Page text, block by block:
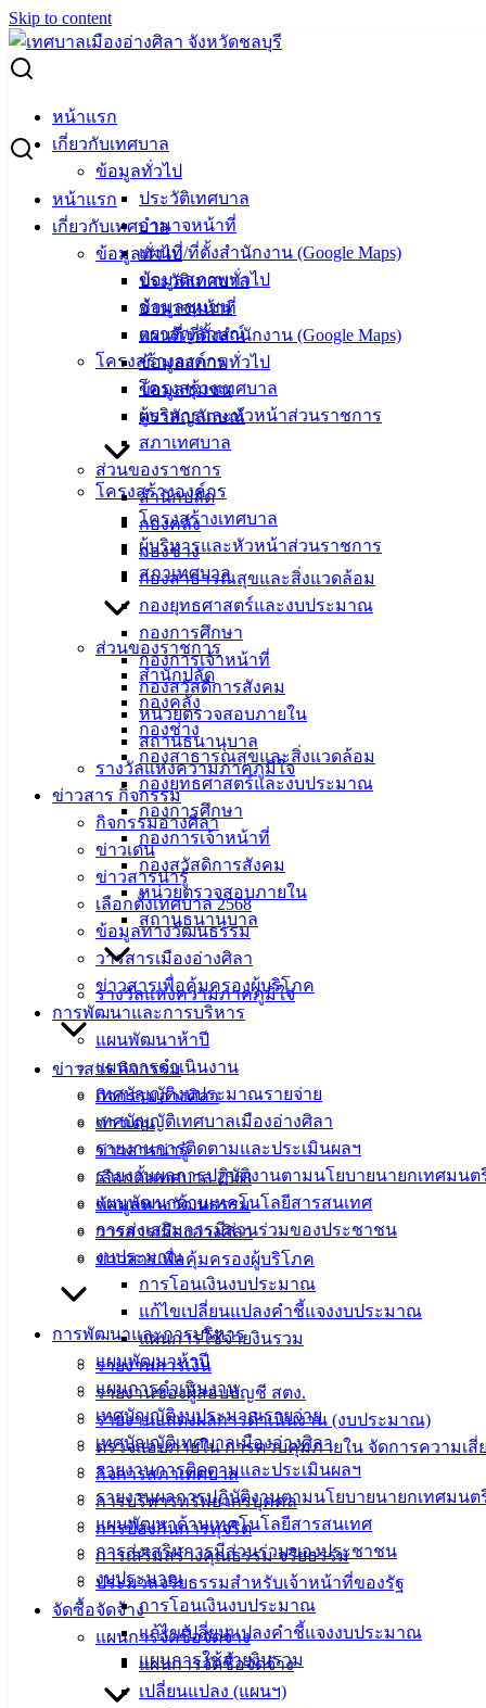
Skip to content
หน้าแรก
เกี่ยวกับเทศบาล
ข้อมูลทั่วไป
ประวัติเทศบาล
อำนาจหน้าที่
แผนที่/ที่ตั้งสำนักงาน (Google Maps)
ข้อมูลสภาพทั่วไป
ข้อมูลชุมชน
ตราสัญลักษณ์
โครงสร้างองค์กร
โครงสร้างเทศบาล
ผู้บริหารและหัวหน้าส่วนราชการ
สภาเทศบาล
ส่วนของราชการ
สำนักปลัด
กองคลัง
กองช่าง
กองสาธารณสุขและสิ่งแวดล้อม
กองยุทธศาสตร์และงบประมาณ
กองการศึกษา
กองการเจ้าหน้าที่
กองสวัสดิการสังคม
หน่วยตรวจสอบภายใน
สถานธนานุบาล
รางวัลแห่งความภาคภูมิใจ
ข่าวสาร กิจกรรม
กิจกรรมอ่างศิลา
ข่าวเด่น
ข่าวสารน่ารู้
เลือกตั้งเทศบาล 2568
ข้อมูลทางวัฒนธรรม
วารสารเมืองอ่างศิลา
ข่าวสารเพื่อคุ้มครองผู้บริโภค
การพัฒนาและการบริหาร
แผนพัฒนาห้าปี
แผนการดำเนินงาน
เทศบัญญัติงบประมาณรายจ่าย
เทศบัญญัติเทศบาลเมืองอ่างศิลา
รายงานการติดตามและประเมินผลฯ
รายงานผลการปฏิบัติงานตามนโยบายนายกเทศมนต
แผนพัฒนาด้านเทคโนโลยีสารสนเทศ
การส่งเสริมการมีส่วนร่วมของประชาชน
งบประมาณ
การโอนเงินงบประมาณ
แก้ไขเปลี่ยนแปลงคำชี้แจงงบประมาณ
แผนการใช้จ่ายงินรวม
รายงานการเงิน
รายงานของผู้สอบบัญชี สตง.
รายงานแสดงผลการดำเนินงาน (งบประมาณ)
ตรวจสอบภายใน การควบคุมภายใน จัดการความเสี่
กิจการสภาเทศบาล
การบริหารทรัพยากรบุคคล
การป้องกันการทุจริต
การเสริมสร้างคุณธรรม จริยธรรม
ประมวลจริยธรรมสำหรับเจ้าหน้าที่ของรัฐ
จัดซื้อจัดจ้าง
แผนการจัดซื้อจัดจ้าง
แผนการจัดซื้อจัดจ้าง
เปลี่ยนแปลง (แผนฯ)
หน้าแรก
เกี่ยวกับเทศบาล
ข้อมูลทั่วไป
ประวัติเทศบาล
อำนาจหน้าที่
แผนที่/ที่ตั้งสำนักงาน (Google Maps)
ข้อมูลสภาพทั่วไป
ข้อมูลชุมชน
ตราสัญลักษณ์
โครงสร้างองค์กร
โครงสร้างเทศบาล
ผู้บริหารและหัวหน้าส่วนราชการ
สภาเทศบาล
ส่วนของราชการ
สำนักปลัด
กองคลัง
กองช่าง
กองสาธารณสุขและสิ่งแวดล้อม
กองยุทธศาสตร์และงบประมาณ
กองการศึกษา
กองการเจ้าหน้าที่
กองสวัสดิการสังคม
หน่วยตรวจสอบภายใน
สถานธนานุบาล
รางวัลแห่งความภาคภูมิใจ
ข่าวสาร กิจกรรม
กิจกรรมอ่างศิลา
ข่าวเด่น
ข่าวสารน่ารู้
เลือกตั้งเทศบาล 2568
ข้อมูลทางวัฒนธรรม
วารสารเมืองอ่างศิลา
ข่าวสารเพื่อคุ้มครองผู้บริโภค
การพัฒนาและการบริหาร
แผนพัฒนาห้าปี
แผนการดำเนินงาน
เทศบัญญัติงบประมาณรายจ่าย
เทศบัญญัติเทศบาลเมืองอ่างศิลา
รายงานการติดตามและประเมินผลฯ
รายงานผลการปฏิบัติงานตามนโยบายนายกเทศมนต
แผนพัฒนาด้านเทคโนโลยีสารสนเทศ
การส่งเสริมการมีส่วนร่วมของประชาชน
งบประมาณ
การโอนเงินงบประมาณ
แก้ไขเปลี่ยนแปลงคำชี้แจงงบประมาณ
แผนการใช้จ่ายงินรวม
Search for:
ลงพื้นที่เยี่ยมเยียนผู้ป่วยและผู้พิการกลุ่มเป้าหมาย พร้อมมอบ
เครื่องอุปโภคบริโภค ผ้าอ้อมผู้ใหญ่ จากกองทุนสวัสดิการฯ
ลงพื้นที่เยี่ยมเยียนผู้ป่วยและผู้พิการกลุ่มเป้า
หมาย พร้อมมอบเครื่องอุปโภคบริโภค ผ้า
อ้อมผู้ใหญ่ จากกองทุนสวัสดิการฯ
พฤษภาคม 27, 2024กรกฎาคม 2, 2024
vichakarn2#
กิจกรรมอ่างศิลา
นายวินัย พ้นภัยพาล นายกเทศมนตรีเมืองอ่างศิลา ในฐานะ
ประธานกองทุนสวัสดิการผู้ด้อยโอกาส ผู้พิการ ผู้ป่วยติดเตียง
และผู้ยากไร้ ในเขตเทศบาลเมืองอ่างศิลา มอบหมายให้ นาง
สังวรณ์ กระชั้น รองนายกเทศมนตรีเมืองอ่างศิลา ลงพื้นที่
เยี่ยมเยียนผู้ป่วยและผู้พิการกลุ่มเป้าหมายในพื้นที่ หมู่ที่ 2 ตำบล
บ้านปึก อำเภอเมืองชลบุรี จังหวัดชลบุรี พร้อมมอบเครื่อง
อุปโภคบริโภค ผ้าอ้อมผู้ใหญ่ จากกองทุนสวัสดิการฯ เพื่อดูแล
ติดตามความเป็นอยู่ในเบื้องต้น และรวบรวมข้อมูลเพื่อพิจารณา
การพัฒนาคุณภาพชีวิตในระยะต่อไป
กองทุนสวัสดิการผู้ด้อยโอกาส ผู้พิการ ผู้ป่วยติดเตียง และผู้
ยากไร้ ในเขตเทศบาลเมืองอ่างศิลา เป็นกองทุนที่ดำเนินการโดย
เทศบาลเมืองอ่างศิลา ประชาชนที่ต้องการร่วมแบ่งปันน้ำใจ
บริจาคเงินและสิ่งของสมทบเข้ากองทุนฯ ติดต่อได้ที่กอง
สวัสดิการสังคม โทรศัพท์ 038 142 100 ต่อ 219 บัญชีธนาคาร
กรุงไทย ชื่อบัญชี กองทุนสวัสดิการผู้ด้อยโอกาส ผู้พิการ ผู้ป่วย
ติดเตียงฯ เทศบาลเมืองอ่างศิลา บัญชีเลขที่ 376-0-44684-1